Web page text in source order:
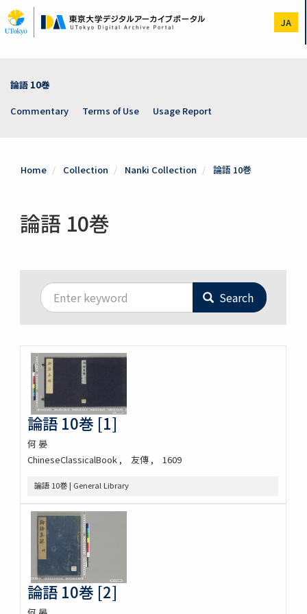
to
main
JA
論語 10巻
Commentary
Terms of Use Usage Report
Home Collection Nanki Collection 論語 10巻
論語 10巻
Search
論語 10巻 [1]
何 晏
ChineseClassicalBook
友傳 1609
論語 10巻 | General Library
論語 10巻 [2]